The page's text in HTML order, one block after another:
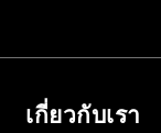
เกี่ยวกับเรา